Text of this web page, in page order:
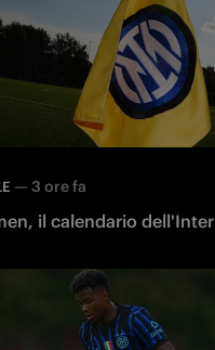
— 3 ore fa
il calendario dell'Inter